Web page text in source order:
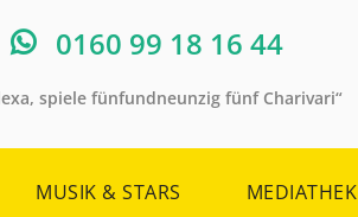
0160 99 18 16 44
spiele fünfundneunzig fünf Charivari“
MUSIK & STARS MEDIATHEK